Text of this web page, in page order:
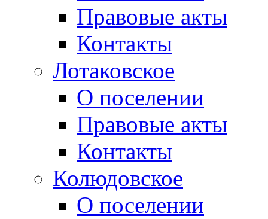
Правовые акты
Контакты
Лотаковское
О поселении
Правовые акты
Контакты
Колюдовское
О поселении